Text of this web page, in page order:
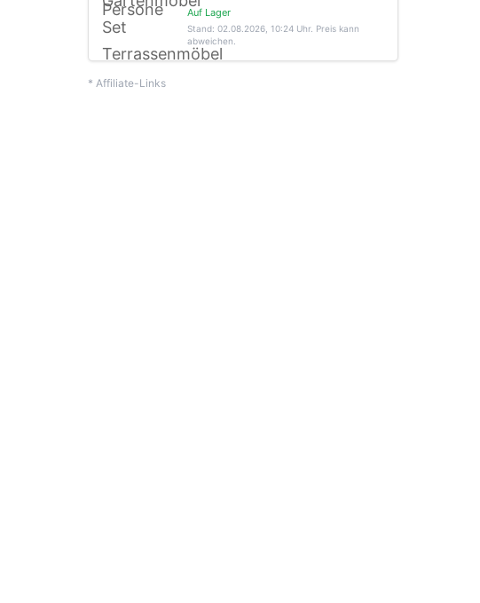
Auf Lager
Stand: 02.08.2026, 10:24 Uhr. Preis kann
abweichen.
* Affiliate-Links